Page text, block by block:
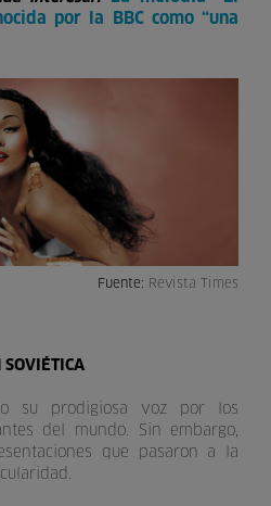
por la BBC como “una
Fuente: Revista Times
SOVIÉTICA
su prodigiosa voz por los
del mundo. Sin embargo,
que pasaron a la